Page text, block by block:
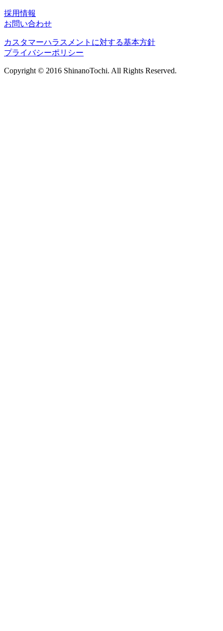
採用情報
お問い合わせ
カスタマーハラスメントに対する基本方針
プライバシーポリシー
Copyright © 2016 ShinanoTochi. All Rights Reserved.